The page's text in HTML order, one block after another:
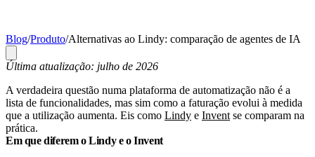
Blog/Produto/Alternativas ao Lindy: comparação de agentes de IA
Última atualização: julho de 2026
A verdadeira questão numa plataforma de automatização não é a
lista de funcionalidades, mas sim como a faturação evolui à medida
que a utilização aumenta. Eis como Lindy e Invent se comparam na
prática.
Em que diferem o Lindy e o Invent